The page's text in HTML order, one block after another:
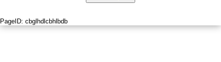
PageID: cbglhdlcbhlbdb